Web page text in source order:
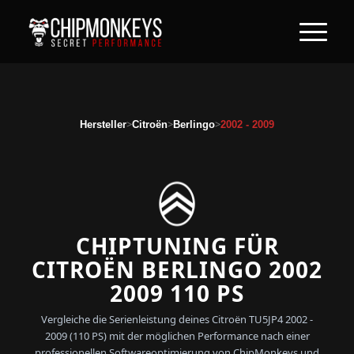
Hersteller>Citroën>Berlingo>2002 - 2009
CHIPTUNING FÜR
CITROËN BERLINGO 2002
2009 110 PS
Vergleiche die Serienleistung deines Citroën TU5JP4 2002 -
2009 (110 PS) mit der möglichen Performance nach einer